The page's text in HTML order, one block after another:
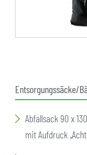
Entsorgungssäcke/
Abfallsack 90 x
mit Aufdruck